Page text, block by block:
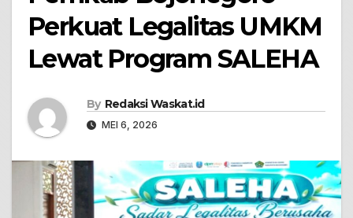
Perkuat Legalitas UMKM
Lewat Program SALEHA
By Redaksi Waskat.id
MEI 6, 2026